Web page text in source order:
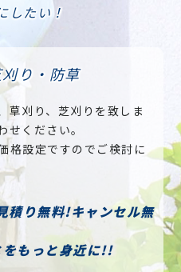
したい！
り・防草
草刈り、芝刈りを致しま
せください。
格設定ですのでご検討に
積り無料!キャンセル無
をもっと身近に!!